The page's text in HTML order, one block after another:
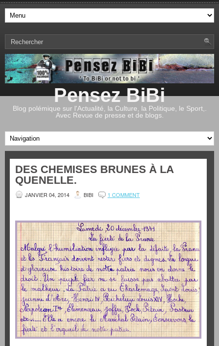
Pensez BiBi
Blog polémique sur l'Actualité, la Culture, la Politique, le Sport,.
Avec Revue de presse et de blogs.
DES CHEMISES BRUNES À LA
QUENELLE.
JANVIER 04, 2014 BIBI 1 COMMENT